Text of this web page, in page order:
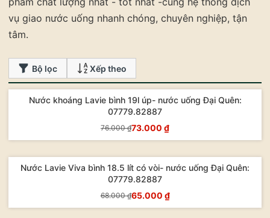
vụ giao nước uống nhanh chóng, chuyên nghiệp, tận
tâm.
Bộ lọc Xếp theo
- 4%Nước khoáng Lavie bình 19l úp- nước uống Đại Quên:
07779.82887
76.000 ₫73.000 ₫
- 4%
Nước Lavie Viva bình 18.5 lít có vòi- nước uống Đại Quên:
07779.82887
68.000 ₫65.000 ₫